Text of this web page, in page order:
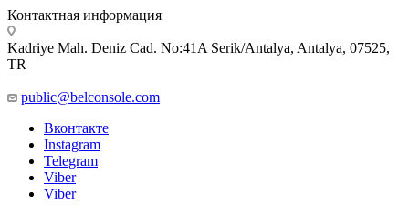
Контактная информация
Kadriye Mah. Deniz Cad. No:41A Serik/Antalya, Antalya, 07525,
TR
public@belconsole.com
Вконтакте
Instagram
Telegram
Viber
Viber